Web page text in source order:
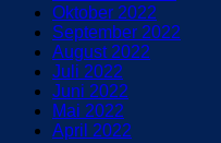
Oktober 2022
September 2022
August 2022
Juli 2022
Juni 2022
Mai 2022
April 2022